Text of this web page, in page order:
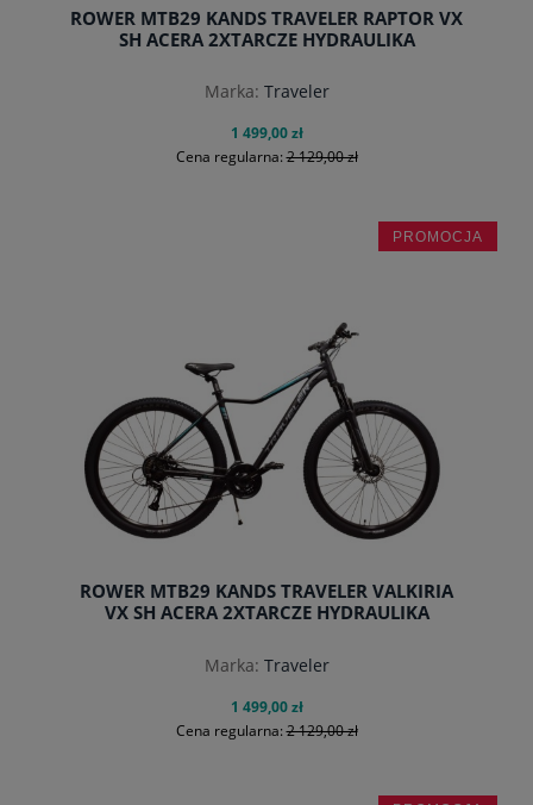
ROWER MTB29 KANDS TRAVELER RAPTOR VX
SH ACERA 2XTARCZE HYDRAULIKA
Marka: Traveler
1 499,00 zł
Cena regularna:2 129,00 zł
ROWER MTB29 KANDS TRAVELER VALKIRIA
VX SH ACERA 2XTARCZE HYDRAULIKA
Marka: Traveler
1 499,00 zł
Cena regularna:2 129,00 zł
PROMOCJA